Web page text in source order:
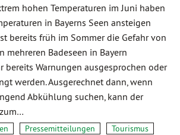
hohen Temperaturen im Juni haben
in Bayerns Seen ansteigen
bereits früh im Sommer die Gefahr von
mehreren Badeseen in Bayern
bereits Warnungen ausgesprochen oder
werden. Ausgerechnet dann, wenn
Abkühlung suchen, kann der
Pressemitteilungen Tourismus